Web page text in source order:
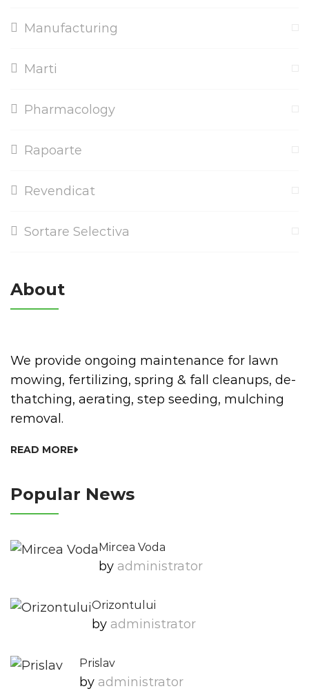
Manufacturing
Marti
Pharmacology
Rapoarte
Revendicat
Sortare Selectiva
About
We provide ongoing maintenance for lawn
mowing, fertilizing, spring & fall cleanups, de-
thatching, aerating, step seeding, mulching
removal.
READ MORE
Popular News
Mircea Voda
by Administrator
Orizontului
by Administrator
Prislav
by Administrator